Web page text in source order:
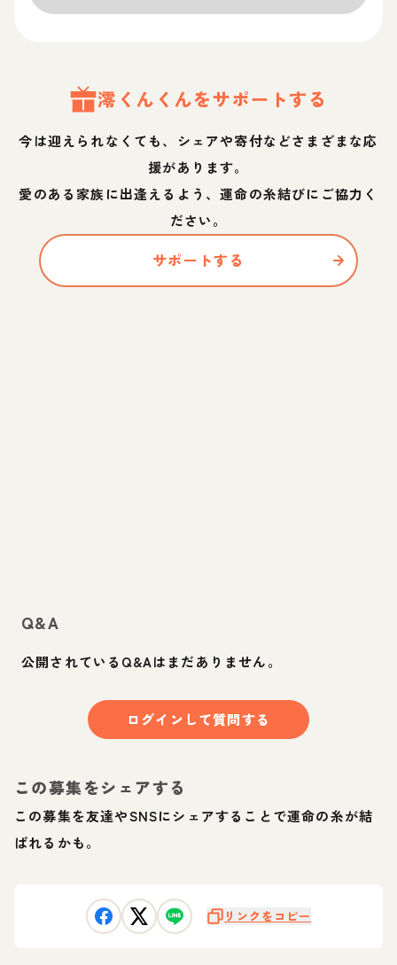
澪くん くんをサポートする
今は迎えられなくても、シェアや寄付などさまざまな応
援があります。
愛のある家族に出逢えるよう、運命の糸結びにご協力く
ださい。
サポートする
Q&A
公開されているQ&Aはまだありません。
ログインして質問する
この募集をシェアする
この募集を友達やSNSにシェアすることで運命の糸が結
ばれるかも。
リンクをコピー